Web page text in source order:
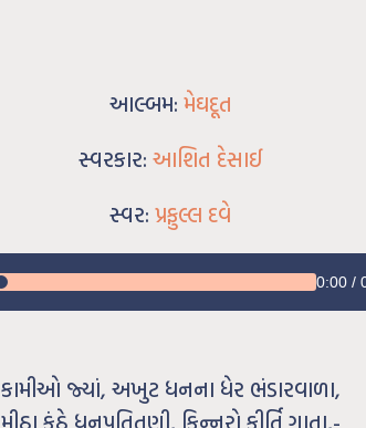
આલ્બમ: મેઘદૂત
સ્વરકાર: આશિત દેસાઈ
સ્વર: પ્રફુલ્લ દવે
0:00 /
કામીઓ જ્યાં, અખુટ ધનના ધેર ભંડારવાળા,